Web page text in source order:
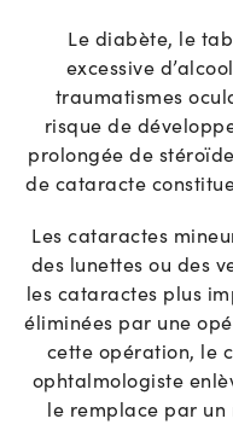
Le diabète, le
excessive
traumatismes
risque de
prolongée de
de cataracte
Les cataractes
des lunettes ou des
les cataractes plus
éliminées par une
cette opération, le
ophtalmologiste
le remplace par